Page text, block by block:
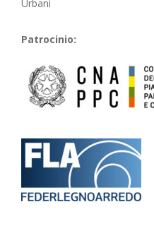
Urbani
Patrocinio: